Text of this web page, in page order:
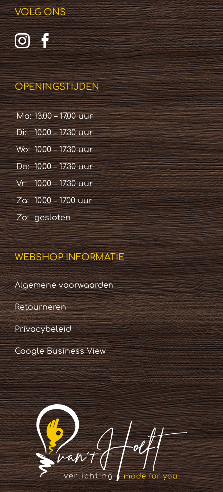
VOLG ONS
OPENINGSTIJDEN
Ma: 13.00 – 17.00 uur
Di:
10.00 – 17.30 uur
Wo: 10.00 – 17.30 uur
Do: 10.00 – 17.30 uur
Vr:
10.00 – 17.30 uur
Za:
10.00 – 17.00 uur
Zo:
gesloten
WEBSHOP INFORMATIE
Algemene voorwaarden
Retourneren
Privacybeleid
Google Business View